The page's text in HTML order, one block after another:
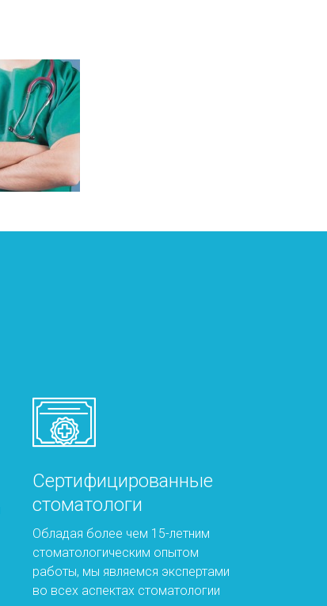
Сертифицированные
стоматологи
Обладая более чем 15-летним
стоматологическим опытом
работы, мы являемся экспертами
во всех аспектах стоматологии